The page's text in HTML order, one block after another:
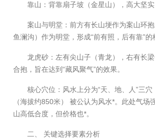
靠山：背靠扇子坡（金星山），高大坚实
案山与明堂：前方有长山埂作为案山环
鱼澜沟）作为明堂，形成“前有照，后有靠”的
龙虎砂：左有尖山子（青龙），右有长
合抱，旨在达到“藏风聚气”的效果。
核心穴位：风水上分为“天、地、人”三穴
（海拔约850米） 被公认为风水*。此处气场
山高低合度，但价格也*。
二、 关键选择要素分析